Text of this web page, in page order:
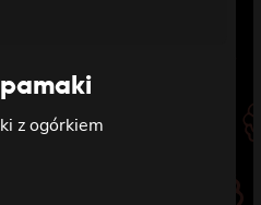
z ogórkiem